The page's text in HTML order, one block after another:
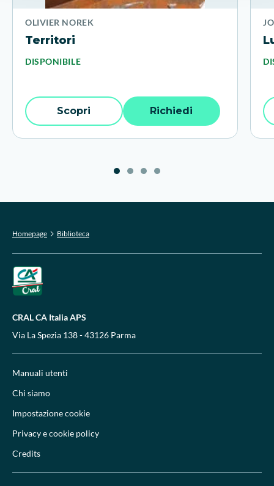
OLIVIER NOREK
Territori
DISPONIBILE
Scopri Richiedi
Homepage Biblioteca
CRAL CA Italia APS
Via La Spezia 138 - 43126 Parma
Manuali utenti
Chi siamo
Impostazione cookie
Privacy e cookie policy
Credits